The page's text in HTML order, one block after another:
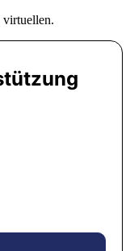
virtuellen.